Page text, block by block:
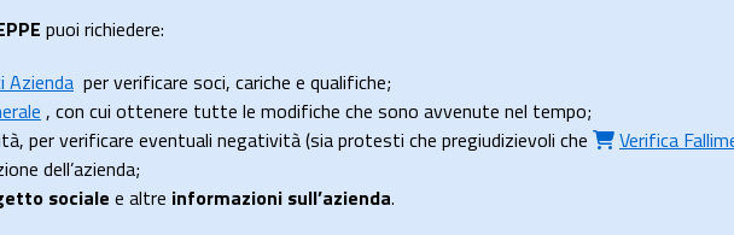
puoi richiedere:
Azienda per verificare soci, cariche e qualifiche;
, con cui ottenere tutte le modifiche che sono avvenute nel tempo;
, per verificare eventuali negatività (sia protesti che pregiudizievoli che Verifica
dell’azienda;
sociale e altre informazioni sull’azienda.